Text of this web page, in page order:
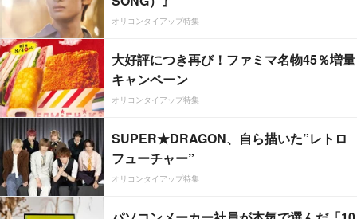
オリコンタイアップ特集
大好評につき再び！ファミマ名物45％増量
キャンペーン
オリコンタイアップ特集
SUPER★DRAGON、自ら描いた”レトロ
フューチャー”
オリコンタイアップ特集